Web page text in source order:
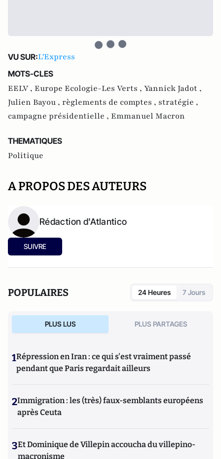
VU SUR:L'Express
MOTS-CLES
EELV , Europe Ecologie-Les Verts , Yannick Jadot ,
Julien Bayou , règlements de comptes , stratégie ,
campagne présidentielle , Emmanuel Macron
THEMATIQUES
Politique
A PROPOS DES AUTEURS
Rédaction d'Atlantico
SUIVRE
POPULAIRES 24 Heures 7 Jours
PLUS LUS PLUS PARTAGES
1Répression en Iran : ce qui s'est vraiment passé
pendant que Paris regardait ailleurs
2Immigration : les (très) faux-semblants européens
après Ceuta
3Et Dominique de Villepin accoucha du villepino-
macronisme